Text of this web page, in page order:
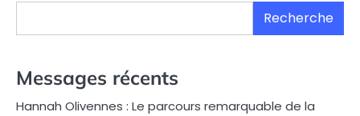
Recherche
Messages récents
Hannah Olivennes : Le parcours remarquable de la